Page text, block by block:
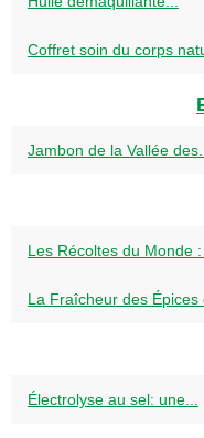
Coffret soin du corps
Jambon de la Vallée
Les Récoltes du Monde
La Fraîcheur des Épices
Électrolyse au sel: une...